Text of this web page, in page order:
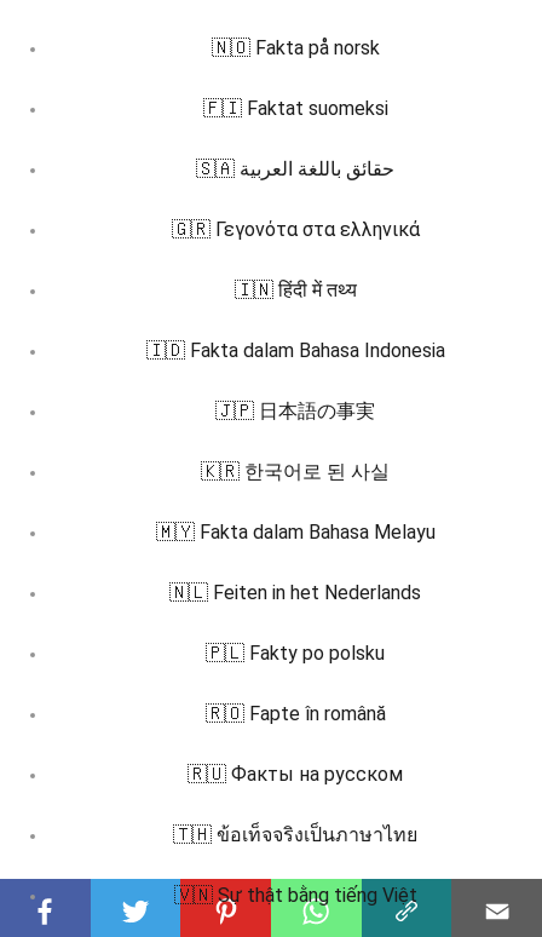
🇳🇴 Fakta på norsk
🇫🇮 Faktat suomeksi
🇸🇦 حقائق باللغة العربية
🇬🇷 Γεγονότα στα ελληνικά
🇮🇳 हिंदी में तथ्य
🇮🇩 Fakta dalam Bahasa Indonesia
🇯🇵 日本語の事実
🇰🇷 한국어로 된 사실
🇲🇾 Fakta dalam Bahasa Melayu
🇳🇱 Feiten in het Nederlands
🇵🇱 Fakty po polsku
🇷🇴 Fapte în română
🇷🇺 Факты на русском
🇹🇭 ข้อเท็จจริงเป็นภาษาไทย
🇻🇳 Sự thật bằng tiếng Việt